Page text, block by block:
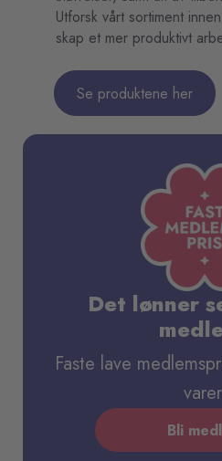
Utforsk vårt sortiment
skap et mer produktivt
Se produktene her
Det lønner
Faste lave
Bli